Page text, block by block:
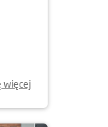
więcej